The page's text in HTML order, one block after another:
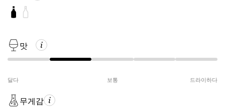
맛
달다 보통 드라이하다
무게감